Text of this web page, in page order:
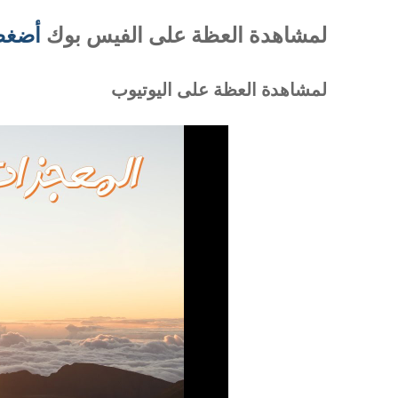
لمشاهدة العظة على الفيس بوك
لمشاهدة العظة على اليوتيوب